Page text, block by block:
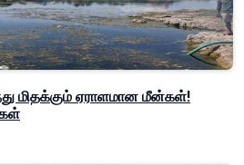
மிதக்கும் ஏராளமான மீன்கள்!